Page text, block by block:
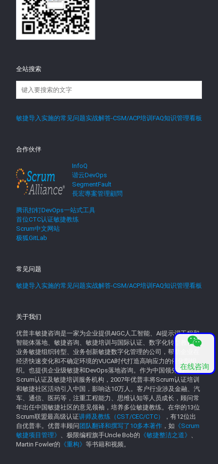
全站搜索
敏捷导入实施的常见问题实战解答-CSM/ACP培训FAQ知识管理看板
合作伙伴
InfoQ
谐云DevOps
SegmentFault
長宏專案管理顧問
腾讯扣钉DevOps一站式工具
首位CTC认证敏捷教练
Scrum中文网站
极狐GitLab
常见问题
敏捷导入实施的常见问题实战解答-CSM/ACP培训FAQ知识管理看板
关于我们
优普丰敏捷咨询是一家为企业提供AIGC人工智能、AI提示词工程和
智能体落地、敏捷咨询、敏捷培训与国际认证、数字化转型教育、
业务敏捷组织转型、业务创新敏捷数字化管理的公司，帮助企业在
经济快速变化和不确定环境的VUCA时代打造高响应力的催化型组
织。也提供企业级敏捷和DevOps落地咨询。作为中国领先的
Scrum认证及敏捷培训服务机构，2007年优普丰将Scrum认证培训
和敏捷社区活动引入中国，影响达10万人。客户行业涉及金融、汽
车、通信、医药等，注重工程能力、思维认知等人员成长，顾问常
年出任中国敏捷社区的意见领袖，培养多位敏捷教练。在华的13位
Scrum联盟最高级认证讲师及教练（CST/CEC/CTC）
，有12位出
自优普丰。优普丰顾问 团队翻译和撰写了10多本著作 ，如 《Scrum
敏捷项目管理》 、极限编程旗手Uncle Bob的 《敏捷整洁之道》 、
Martin Fowler的 《重构》 等书籍和视频。
在线咨询